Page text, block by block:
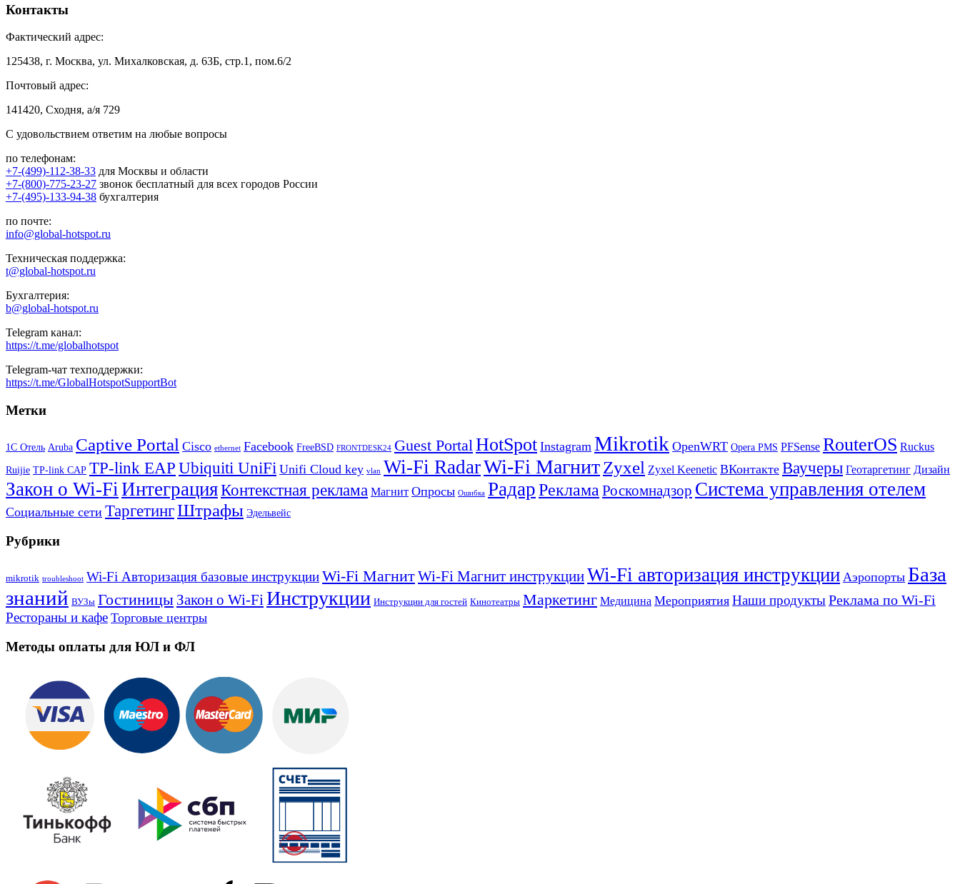
Контакты
Фактический адрес:
125438, г. Москва, ул. Михалковская, д. 63Б, стр.1, пом.6/2
Почтовый адрес:
141420, Сходня, а/я 729
С удовольствием ответим на любые вопросы
по телефонам:
+7-(499)-112-38-33 для Москвы и области
+7-(800)-775-23-27 звонок бесплатный для всех городов России
+7-(495)-133-94-38 бухгалтерия
по почте:
info@global-hotspot.ru
Техническая поддержка:
t@global-hotspot.ru
Бухгалтерия:
b@global-hotspot.ru
Telegram канал:
https://t.me/globalhotspot
Telegram-чат техподдержки:
https://t.me/GlobalHotspotSupportBot
Метки
1С Отель Aruba Captive Portal Cisco ethernet Facebook FreeBSD FRONTDESK24 Guest Portal HotSpot Instagram Mikrotik OpenWRT Opera PMS PFSense RouterOS Ruckus
Ruijie TP-link CAP TP-link EAP Ubiquiti UniFi Unifi Cloud key vlan Wi-Fi RadarWi-Fi МагнитZyxel Zyxel Keenetic ВКонтакте Ваучеры Геотаргетинг Дизайн
Закон о Wi-Fi ИнтеграцияКонтекстная реклама Магнит Опросы Ошибка РадарРеклама Роскомнадзор Система управления отелем
Социальные сети ТаргетингШтрафы Эдельвейс
Рубрики
mikrotik troubleshoot Wi-Fi Авторизация базовые инструкцииWi-Fi МагнитWi-Fi Магнит инструкцииWi-Fi авторизация инструкции Аэропорты База
знаний ВУЗы Гостиницы Закон о Wi-FiИнструкции Инструкции для гостей Кинотеатры Маркетинг Медицина Мероприятия Наши продуктыРеклама по Wi-Fi
Рестораны и кафе Торговые центры
Методы оплаты для ЮЛ и ФЛ